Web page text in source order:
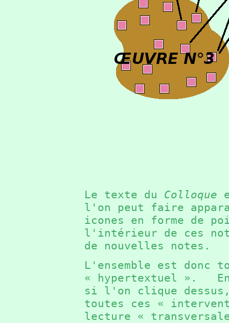
Le texte du Colloque
l'on peut faire
icones en forme de
l'intérieur de ces
de nouvelles notes.
L'ensemble est donc
« hypertextuel ».
si l'on clique
toutes ces «
lecture «